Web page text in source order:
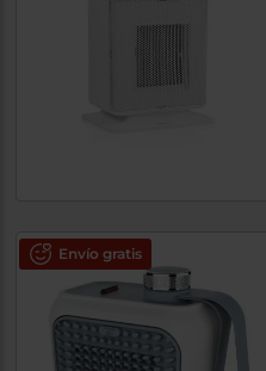
Envío gratis